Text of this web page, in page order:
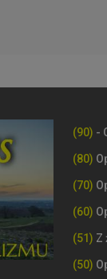
(90) -
(80)
(70)
(60)
(51) Z
(50)